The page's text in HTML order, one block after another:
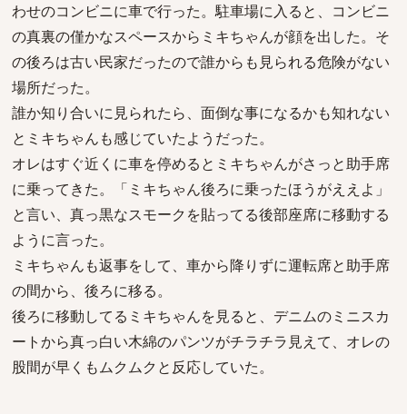
わせのコンビニに車で行った。駐車場に入ると、コンビニ
の真裏の僅かなスペースからミキちゃんが顔を出した。そ
の後ろは古い民家だったので誰からも見られる危険がない
場所だった。
誰か知り合いに見られたら、面倒な事になるかも知れない
とミキちゃんも感じていたようだった。
オレはすぐ近くに車を停めるとミキちゃんがさっと助手席
に乗ってきた。「ミキちゃん後ろに乗ったほうがええよ」
と言い、真っ黒なスモークを貼ってる後部座席に移動する
ように言った。
ミキちゃんも返事をして、車から降りずに運転席と助手席
の間から、後ろに移る。
後ろに移動してるミキちゃんを見ると、デニムのミニスカ
ートから真っ白い木綿のパンツがチラチラ見えて、オレの
股間が早くもムクムクと反応していた。